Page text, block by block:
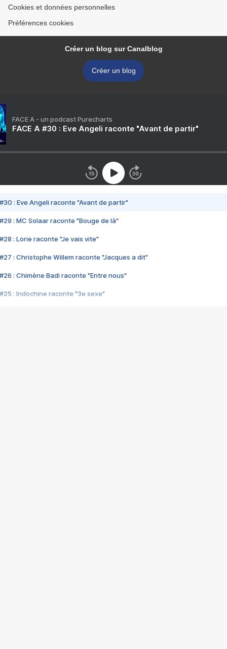
Cookies et données personnelles
Préférences cookies
Créer un blog sur Canalblog
Créer un blog
FACE A - un podcast Purecharts
FACE A #30 : Eve Angeli raconte "Avant de partir"
#30 : Eve Angeli raconte "Avant de partir"
#29 : MC Solaar raconte "Bouge de là"
#28 : Lorie raconte "Je vais vite"
#27 : Christophe Willem raconte "Jacques a dit"
#26 : Chimène Badi raconte "Entre nous"
#25 : Indochine raconte "3e sexe"